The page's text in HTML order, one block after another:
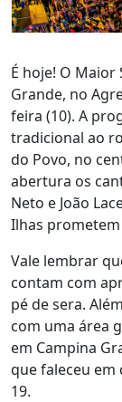
É hoje! O Maior
Grande, no
feira (10). A
tradicional ao
do Povo, no
abertura os
Neto e João
Ilhas
Vale lembrar
contam com
pé de sera.
com uma área
em Campina
que faleceu em
19.